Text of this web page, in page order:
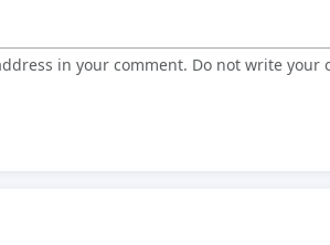
in your comment. Do not write